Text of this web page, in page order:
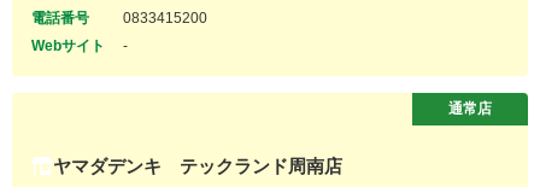
電話番号
0833415200
Webサイト
-
ヤマダデンキ テックランド周南店
通常店